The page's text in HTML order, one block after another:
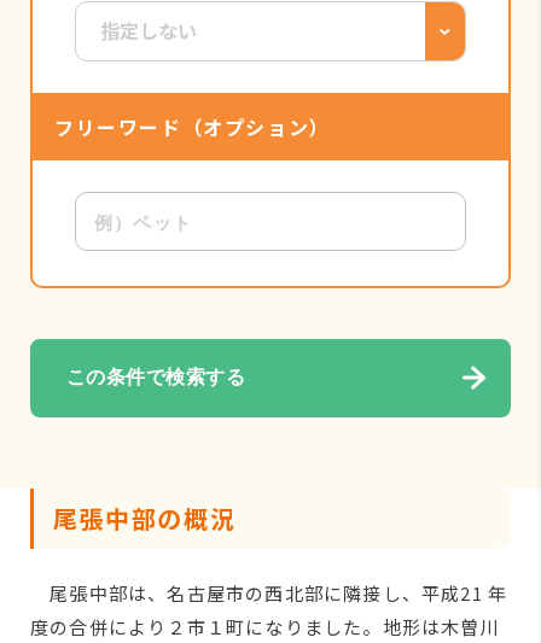
フリーワード （オプション）
この条件で検索する
尾張中部の概況
尾張中部は、名古屋市の西北部に隣接し、平成21 年
度の合併により２市１町になりました。地形は木曽川